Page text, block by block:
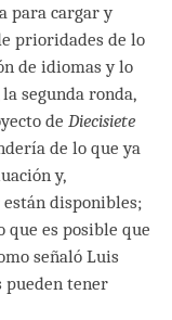
para cargar y
prioridades de lo
de idiomas y lo
segunda ronda,
de Diecisiete
de lo que ya
y,
disponibles;
que es posible que
señaló Luis
pueden tener